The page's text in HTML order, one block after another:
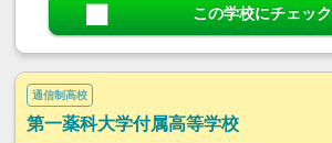
この学校にチェック
通信制高校
第一薬科大学付属高等学校